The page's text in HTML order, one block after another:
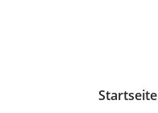
Startseite